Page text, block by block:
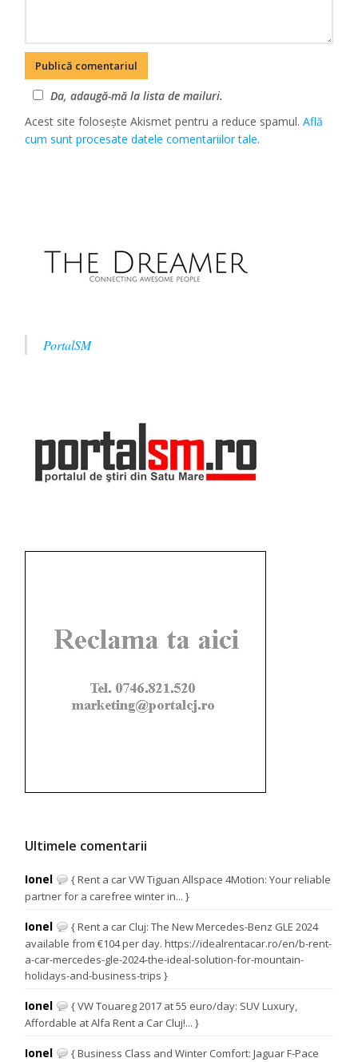
Da, adaugă-mă la lista de mailuri.
Acest site folosește Akismet pentru a reduce spamul.Află
cum sunt procesate datele comentariilor tale.
PortalSM
Ultimele comentarii
Ionel
{ Rent a car VW Tiguan Allspace 4Motion: Your reliable
partner for a carefree winter in... }
Ionel
{ Rent a car Cluj: The New Mercedes-Benz GLE 2024
available from €104 per day. https://idealrentacar.ro/en/b-rent-
a-car-mercedes-gle-2024-the-ideal-solution-for-mountain-
holidays-and-business-trips }
Ionel
{ VW Touareg 2017 at 55 euro/day: SUV Luxury,
Affordable at Alfa Rent a Car Cluj!... }
Ionel
{ Business Class and Winter Comfort: Jaguar F-Pace